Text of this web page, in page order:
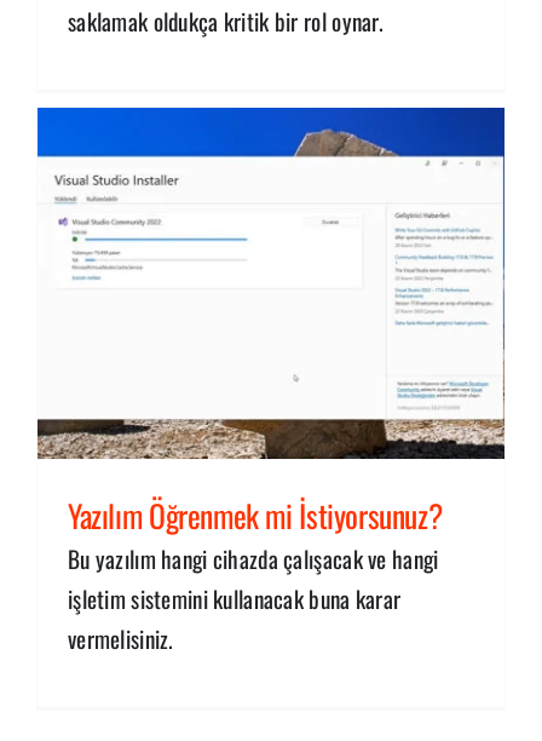
saklamak oldukça kritik bir rol oynar.
Yazılım Öğrenmek mi İstiyorsunuz?
Bu yazılım hangi cihazda çalışacak ve hangi
işletim sistemini kullanacak buna karar
vermelisiniz.